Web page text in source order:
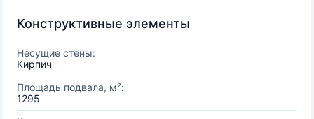
Конструктивные элементы
Несущие стены:
Кирпич
Площадь подвала, м²:
1295